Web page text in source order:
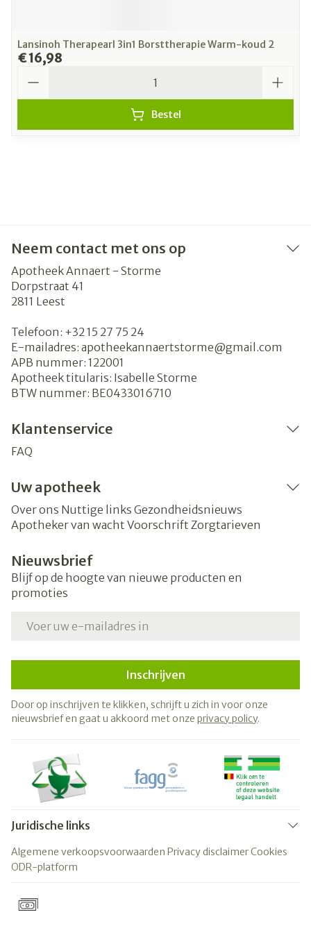
Lansinoh Therapearl 3in1 Borsttherapie Warm-koud 2
€ 16,98
Bestel
Neem contact met ons op
Apotheek Annaert - Storme
Dorpstraat 41
2811 Leest
Telefoon: +32 15 27 75 24
E-mailadres: apotheekannaertstorme@gmail.com
APB nummer: 122001
Apotheek titularis: Isabelle Storme
BTW nummer: BE0433016710
Klantenservice
FAQ
Uw apotheek
Over ons Nuttige links Gezondheidsnieuws
Apotheker van wacht Voorschrift Zorgtarieven
Nieuwsbrief
Blijf op de hoogte van nieuwe producten en
promoties
Inschrijven
Door op inschrijven te klikken, schrijft u zich in voor onze
nieuwsbrief en gaat u akkoord met onze privacy policy.
Juridische links
Algemene verkoopsvoorwaarden Privacy disclaimerCookies
ODR-platform